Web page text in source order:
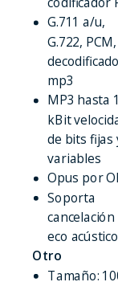
G.711 a/u,
G.722, PCM,
mp3
MP3 hasta
kBit
de bits fijas
variables
Opus por
Soporta
cancelación
eco acústico
Otro
Tamaño: